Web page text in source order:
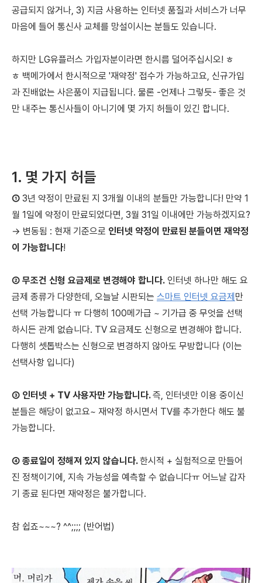
공급되지 않거나, 3) 지금 사용하는 인터넷 품질과 서비스가 너무
마음에 들어 통신사 교체를 망설이시는 분들도 있습니다.
하지만 LG유플러스 가입자분이라면 한시름 덜어주십시오! ㅎ
ㅎ 백메가에서 한시적으로 '재약정' 접수가 가능하고요, 신규가입
과 진배없는 사은품이 지급됩니다. 물론 -언제나 그렇듯- 좋은 것
만 내주는 통신사들이 아니기에 몇 가지 허들이 있긴 합니다.
1. 몇 가지 허들
① 3년 약정이 만료된 지 3개월 이내의 분들만 가능합니다! 만약 1
월 1일에 약정이 만료되었다면, 3월 31일 이내에만 가능하겠지요?
→ 변동됨 : 현재 기준으로 인터넷 약정이 만료된 분들이면 재약정
이 가능합니다!
② 무조건 신형 요금제로 변경해야 합니다. 인터넷 하나만 해도 요
금제 종류가 다양한데, 오늘날 시판되는 스마트 인터넷 요금제 만
선택 가능합니다 ㅠ 다행히 100메가급 ~ 기가급 중 무엇을 선택
하시든 관계 없습니다. TV 요금제도 신형으로 변경해야 합니다.
다행히 셋톱박스는 신형으로 변경하지 않아도 무방합니다 (이는
선택사항 입니다)
③ 인터넷 + TV 사용자만 가능합니다.즉, 인터넷만 이용 중이신
분들은 해당이 없고요~ 재약정 하시면서 TV를 추가한다 해도 불
가능합니다.
④ 종료일이 정해져 있지 않습니다.한시적 + 실험적으로 만들어
진 정책이기에, 지속 가능성을 예측할 수 없습니다ㅠ 어느날 갑자
기 종료 된다면 재약정은 불가합니다.
참 쉽죠~~~? ^^;;;; (반어법)